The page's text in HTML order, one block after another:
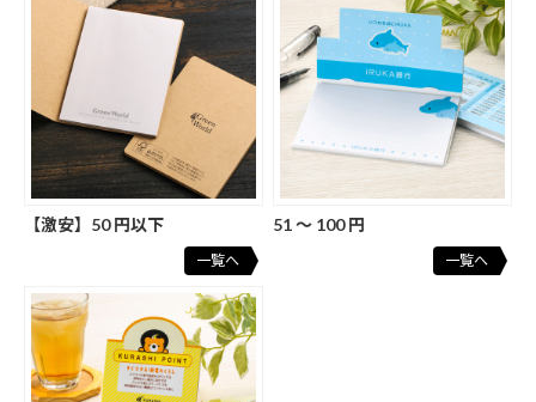
【激安】50 円以下
一覧へ
51 ～ 100 円
一覧へ